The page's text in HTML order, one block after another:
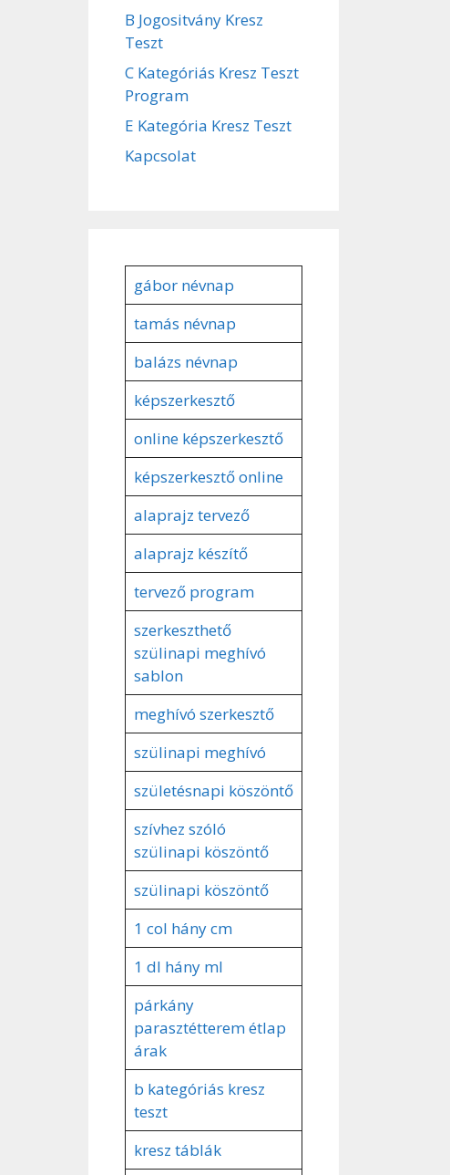
B Jogositvány Kresz
Teszt
C Kategóriás Kresz Teszt
Program
E Kategória Kresz Teszt
Kapcsolat
gábor névnap
tamás névnap
balázs névnap
képszerkesztő
online képszerkesztő
képszerkesztő online
alaprajz tervező
alaprajz készítő
tervező program
szerkeszthető
szülinapi meghívó
sablon
meghívó szerkesztő
szülinapi meghívó
születésnapi köszöntő
szívhez szóló
szülinapi köszöntő
szülinapi köszöntő
1 col hány cm
1 dl hány ml
párkány
parasztétterem étlap
árak
b kategóriás kresz
teszt
kresz táblák